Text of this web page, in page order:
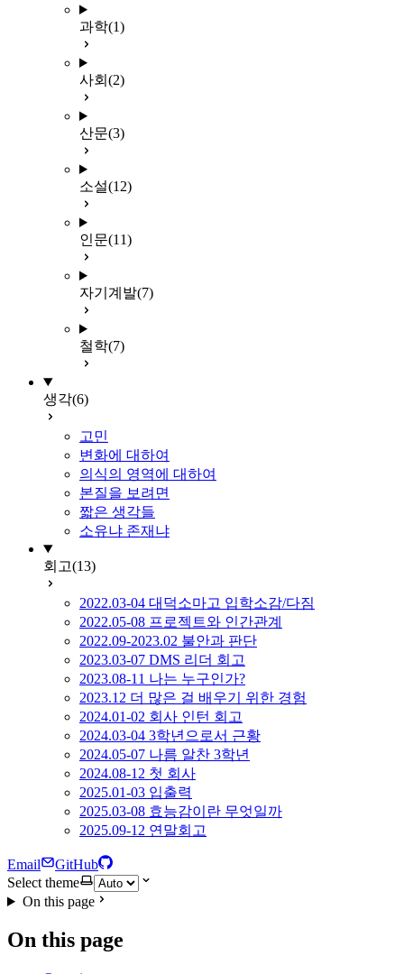
과학(1)
사회 (2)
산문(3)
소설(12)
인문(11)
자기계발(7)
철학(7)
생각(6)
고민
변화에 대하여
의식의 영역에 대하여
본질을 보려면
짧은 생각들
소유냐 존재냐
회고(13)
2022.03-04 대덕소마고 입학소감/다짐
2022.05-08 프로젝트와 인간관계
2022.09-2023.02 불안과 판단
2023.03-07 DMS 리더 회고
2023.08-11 나는 누구인가?
2023.12 더 많은 걸 배우기 위한 경험
2024.01-02 회사 인턴 회고
2024.03-04 3학년으로서 근황
2024.05-07 나름 알찬 3학년
2024.08-12 첫 회사
2025.01-03 입출력
2025.03-08 효능감이란 무엇일까
2025.09-12 연말회고
Email
GitHub
Select theme
On this page
On this page